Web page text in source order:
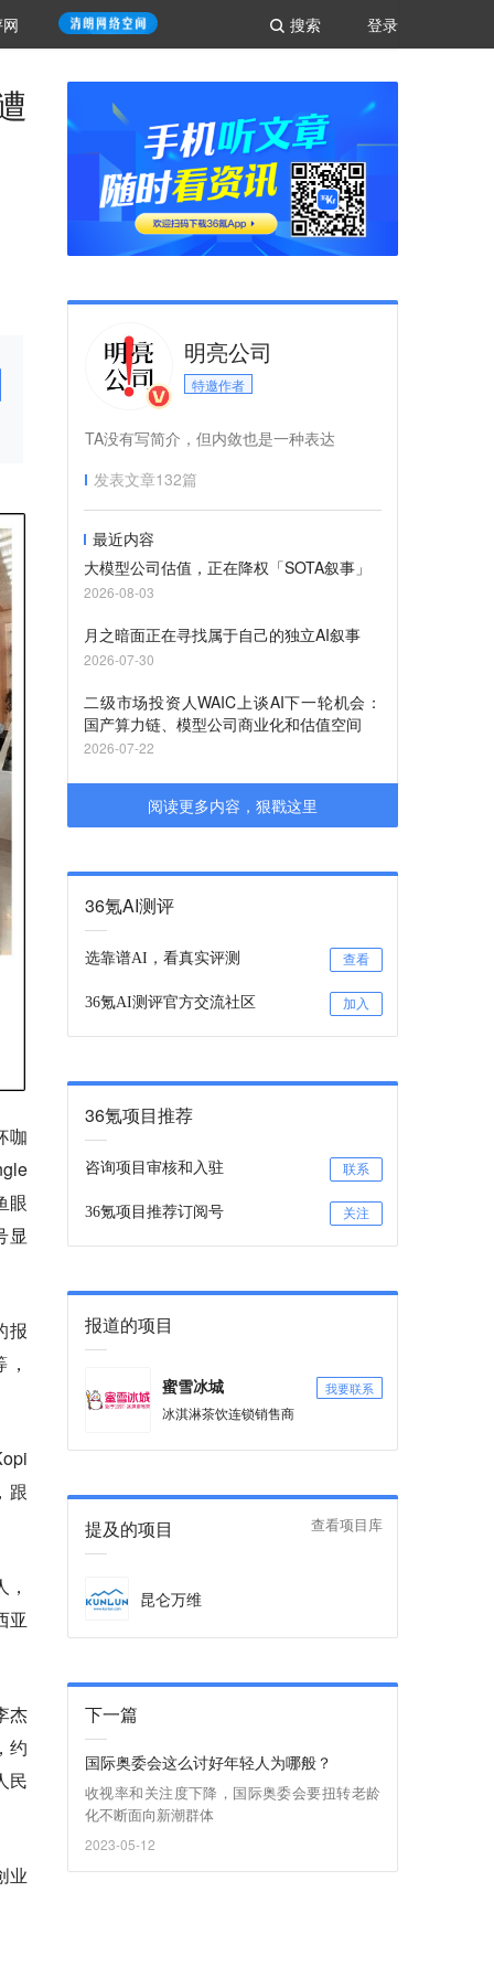
登录
搜索
咖
眼
显
报
跟
亚
杰
约
民
业
明亮公司
特邀作者
TA没有写简介，但内敛也是一种表达
发表文章132篇
最近内容
大模型公司估值，正在降权「SOTA叙事」
2026-08-03
月之暗面正在寻找属于自己的独立AI叙事
2026-07-30
二级市场投资人WAIC上谈AI下一轮机会：
国产算力链、模型公司商业化和估值空间
2026-07-22
阅读更多内容，狠戳这里
36氪AI测评
选靠谱AI，看真实评测 查看
36氪AI测评官方交流社区 加入
36氪项目推荐
咨询项目审核和入驻 联系
36氪项目推荐订阅号 关注
报道的项目
蜜雪冰城 我要联系
冰淇淋茶饮连锁销售商
提及的项目 查看项目库
昆仑万维
下一篇
国际奥委会这么讨好年轻人为哪般？
收视率和关注度下降，国际奥委会要扭转老龄
化不断面向新潮群体
2023-05-12